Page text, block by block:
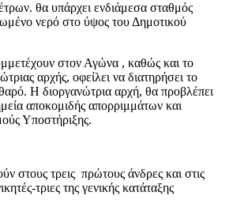
θα υπάρχει ενδιάμεσα σταθμός
νερό στο ύψος του Δημοτικού
στον Αγώνα , καθώς και το
αρχής, οφείλει να διατηρήσει το
Η διοργανώτρια αρχή, θα προβλέπει
αποκομιδής απορριμμάτων και
Υποστήριξης.
στους τρεις πρώτους άνδρες και στις
τριες της γενικής κατάταξης